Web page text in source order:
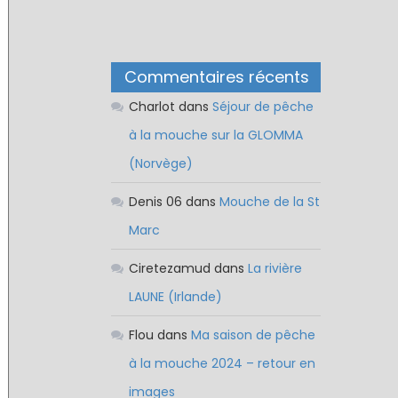
Commentaires récents
Charlot dansSéjour de pêche
à la mouche sur la GLOMMA
(Norvège)
Denis 06 dansMouche de la St
Marc
Ciretezamud dansLa rivière
LAUNE (Irlande)
Flou dansMa saison de pêche
à la mouche 2024 – retour en
images